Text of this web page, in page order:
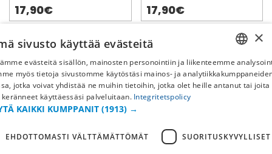
17,90€ 17,90€
FI
×
sivusto käyttää evästeitä
evästeitä sisällön, mainosten personointiin ja liikenteemme
myös tietoja sivustomme käytöstäsi mainos- ja
jotka voivat yhdistää ne muihin tietoihin, jotka olet heille antanut tai joita
keränneet käyttäessäsi palveluitaan. Integritetspolicy
KAIKKI KUMPPANIT (1913) →
EHDOTTOMASTI VÄLTTÄMÄTTÖMÄT SUORITUSKYVYLLISET